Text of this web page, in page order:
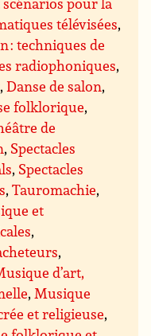
télévisées,
: techniques de
radiophoniques,
,Danse de salon,
folklorique,
de
, Spectacles
, Spectacles
,Tauromachie,
et
,
,
d’art,
,Musique
et religieuse,